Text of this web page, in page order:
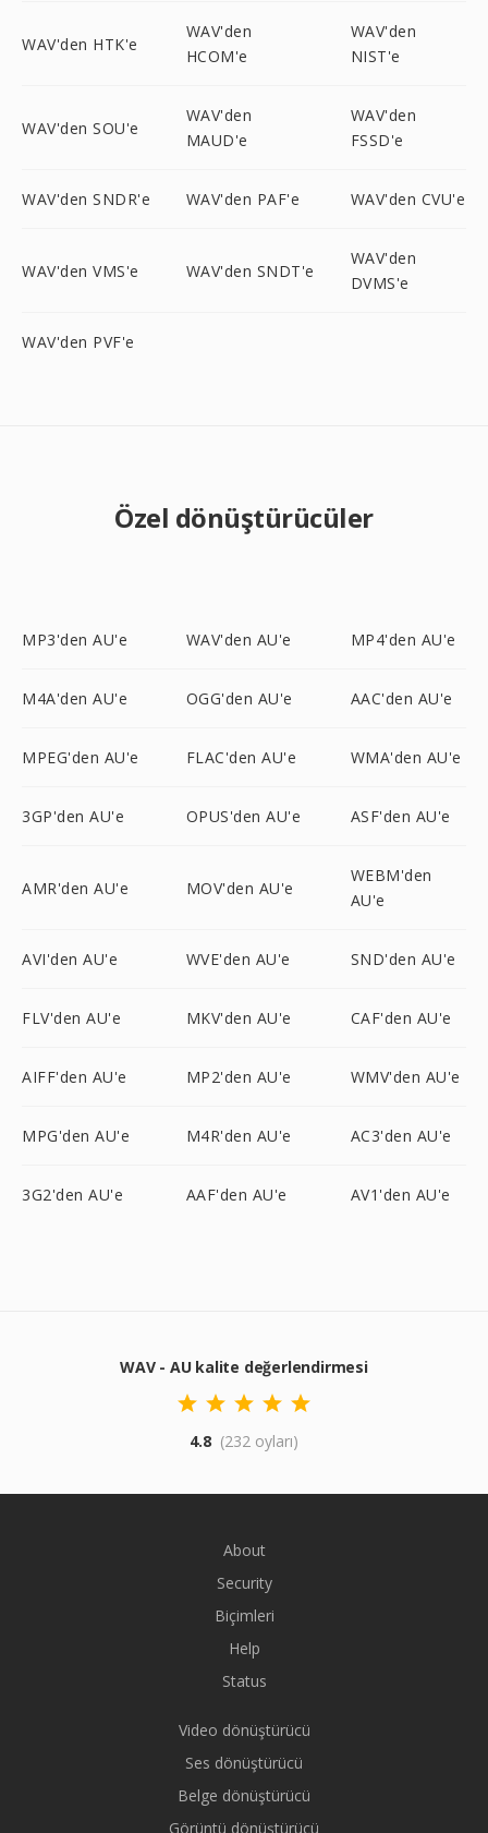
WAV'den HTK'e
WAV'den
HCOM'e
WAV'den
NIST'e
WAV'den SOU'e
WAV'den
MAUD'e
WAV'den
FSSD'e
WAV'den SNDR'e WAV'den PAF'e WAV'den CVU'e
WAV'den VMS'e WAV'den SNDT'e
WAV'den
DVMS'e
WAV'den PVF'e
Özel dönüştürücüler
MP3'den AU'e WAV'den AU'e MP4'den AU'e
M4A'den AU'e OGG'den AU'e AAC'den AU'e
MPEG'den AU'e FLAC'den AU'e WMA'den AU'e
3GP'den AU'e OPUS'den AU'e ASF'den AU'e
AMR'den AU'e MOV'den AU'e
WEBM'den
AU'e
AVI'den AU'e WVE'den AU'e SND'den AU'e
FLV'den AU'e MKV'den AU'e CAF'den AU'e
AIFF'den AU'e MP2'den AU'e WMV'den AU'e
MPG'den AU'e M4R'den AU'e AC3'den AU'e
3G2'den AU'e AAF'den AU'e AV1'den AU'e
WAV - AU kalite değerlendirmesi
4.8 (232 oyları)
About
Security
Biçimleri
Help
Status
Video dönüştürücü
Ses dönüştürücü
Belge dönüştürücü
Görüntü dönüştürücü